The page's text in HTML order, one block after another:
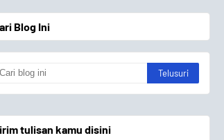
Blog Ini
tulisan kamu disini